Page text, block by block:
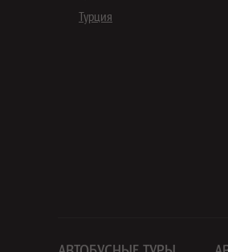
Турция